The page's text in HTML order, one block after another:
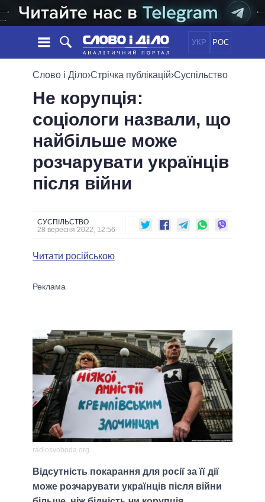
УКР РОС
НОВИНИ
СТРІЧКА
ПОДІЇ
СТАТТІ
ОГЛЯДИ
ДАЙДЖЕСТИ
ЕКОНОМІКА
СУСПІЛЬСТВО
ОБIЦЯНКИ
ПОЛIТИКИ
ПРЕЗИДЕНТ І ОФІС
ВЕРХОВНА РАДА
ГОЛОВИ ОБЛАДМІНІСТРАЦІЙ
МЕРИ МІСТ
ВСІ ПЕРСОНИ
ВІДЕО
ПОРІВНЯННЯ ПОЛІТИКІВ
Слово і Діло›Стрічка публікацій›Суспільство
Не корупція:
соціологи назвали, що
найбільше може
розчарувати українців
після війни
СУСПІЛЬСТВО
28 вересня 2022, 12:56
Читати російською
radiosvoboda.org
Відсутність покарання для росії за її дії
може розчарувати українців після війни